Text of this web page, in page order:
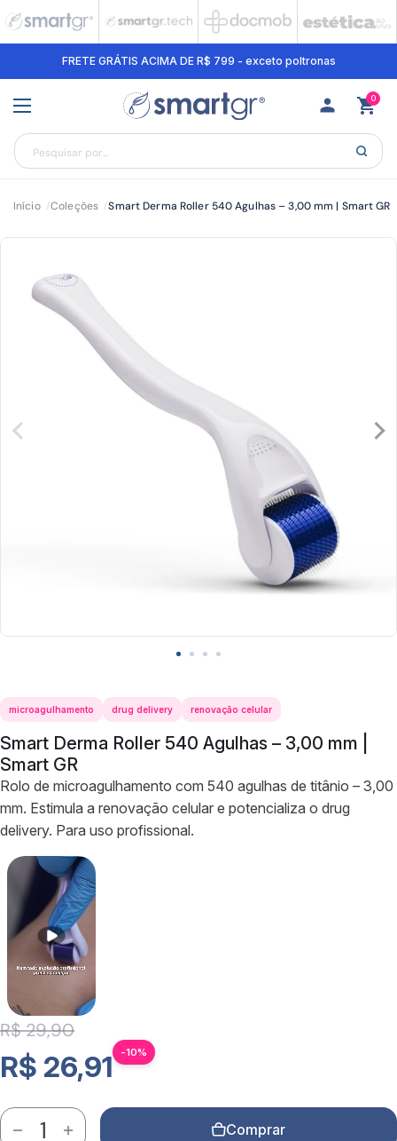
Ir para o conteúdo
FRETE GRÁTIS ACIMA DE R$ 799 - exceto poltronas
Abrir menu
Abrir
0
Início / Coleções /Smart Derma Roller 540 Agulhas – 3,00 mm | Smart GR
Slide anterior
microagulhamento drug delivery renovação celular
Smart Derma Roller 540 Agulhas – 3,00 mm |
Smart GR
Rolo de microagulhamento com 540 agulhas de titânio – 3,00
mm. Estimula a renovação celular e potencializa o drug
delivery. Para uso profissional.
Preço de venda
R$ 29,90
Preço normal
R$ 26,91 -10%
Quantidade
Comprar